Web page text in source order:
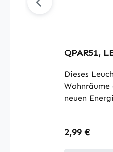
QPAR51,
Dieses
neuen
Regulärer
2,99 €